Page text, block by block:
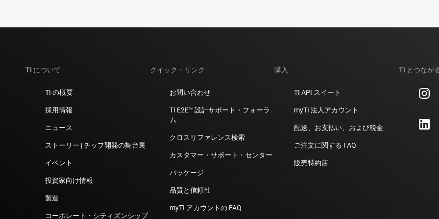
TI について
TI の概要
採用情報
ニュース
ストーリー | チップ開発の舞台裏
イベント
投資家向け情報
製造
コーポレート・シティズンシップ
クイック・リンク
お問い合わせ
TI E2E™ 設計サポート・フォーラ
ム
クロスリファレンス検索
カスタマー・サポート・センター
パッケージ
品質と信頼性
myTI アカウントの FAQ
購入
TI API スイート
myTI 法人アカウント
配送、お支払い、および税金
ご注文に関する FAQ
販売特約店
TI とつなが